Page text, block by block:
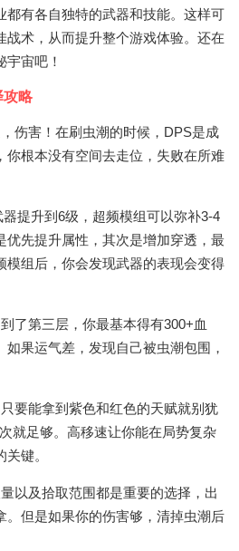
都有各自独特的武器和技能。这样可
战术，从而提升整个游戏体验。还在
宙吧！
攻略
伤害！在刷虫潮的时候，DPS是成
你根本没有空间去走位，失败在所难
提升到6级，超频模组可以弥补3-4
优先提升属性，其次是增加穿透，最
模组后，你会发现武器的表现会变得
了第三层，你最基本得有300+血
果运气差，发现自己被虫潮包围，
要能拿到紫色和红色的天赋就别犹
就足够。高移速让你能在局势复杂
键。
以及拾取范围都是重要的选择，出
。但是如果你的伤害够，清掉虫潮后